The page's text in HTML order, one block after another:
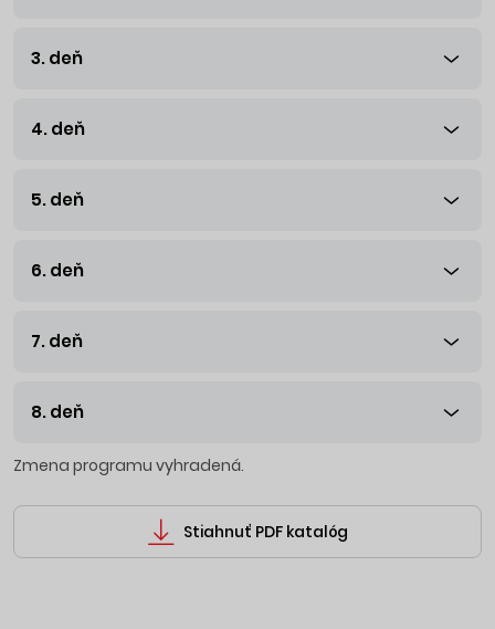
3. deň
4. deň
5. deň
6. deň
7. deň
8. deň
Zmena programu vyhradená.
Stiahnuť PDF katalóg